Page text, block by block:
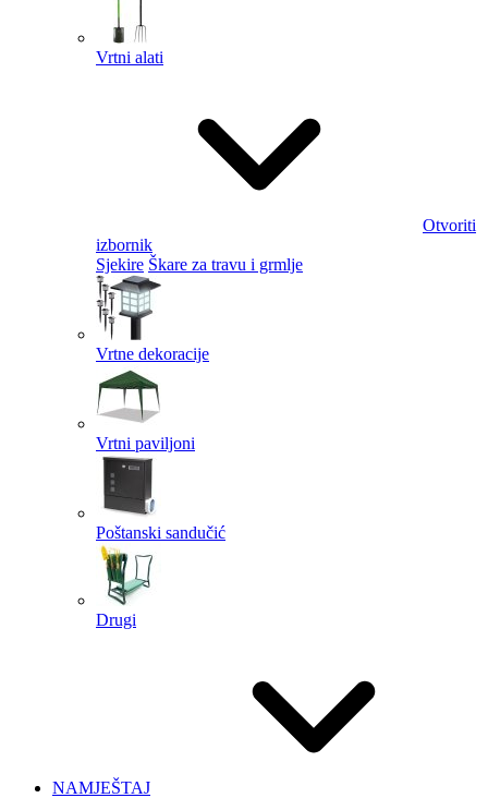
Vrtni alati
Otvoriti
izbornik
Sjekire Škare za travu i grmlje
Vrtne dekoracije
Vrtni paviljoni
Poštanski sandučić
Drugi
NAMJEŠTAJ